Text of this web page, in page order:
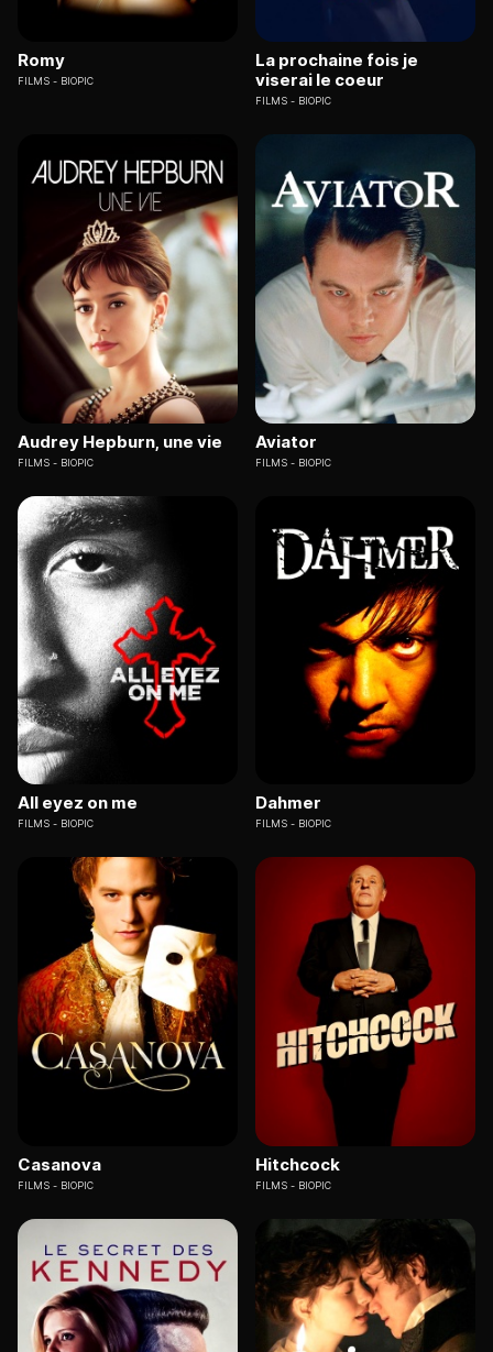
Romy
FILMS BIOPIC
La prochaine fois je
viserai le coeur
FILMS BIOPIC
Audrey Hepburn, une vie
FILMS BIOPIC
Aviator
FILMS BIOPIC
All eyez on me
FILMS BIOPIC
Dahmer
FILMS BIOPIC
Casanova
FILMS BIOPIC
Hitchcock
FILMS BIOPIC